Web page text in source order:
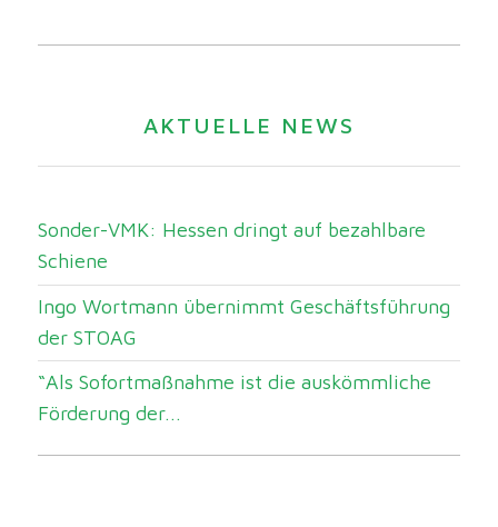
AKTUELLE NEWS
Sonder-VMK: Hessen dringt auf bezahlbare
Schiene
Ingo Wortmann übernimmt Geschäftsführung
der STOAG
“Als Sofortmaßnahme ist die auskömmliche
Förderung der...